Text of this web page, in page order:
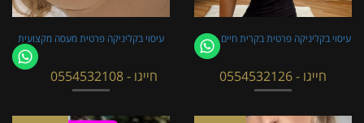
עיסוי בקליניקה פרטית מעסה מקצועית
חייגו - 0554532108
עיסוי בקליניקה פרטית בקרית חיים
חייגו - 0554532126